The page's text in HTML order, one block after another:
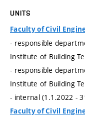
UNITS
Faculty of Civil
- responsible
Institute of Building
- responsible
Institute of Building
- internal (1.1.2022 -
Faculty of Civil